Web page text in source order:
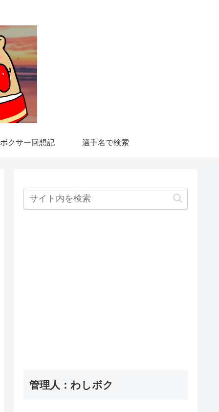
クサー回想記 選手名で検索
管理人：わしボク